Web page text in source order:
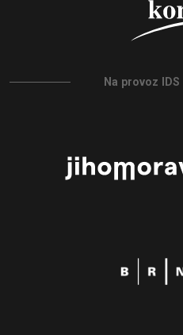
Na provoz